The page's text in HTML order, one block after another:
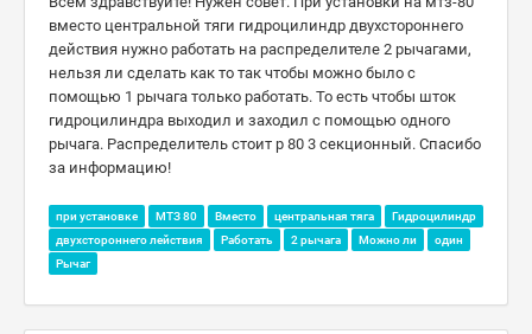
вместо центральной тяги гидроцилиндр двухстороннего
действия нужно работать на распределителе 2 рычагами,
нельзя ли сделать как то так чтобы можно было с
помощью 1 рычага только работать. То есть чтобы шток
гидроцилиндра выходил и заходил с помощью одного
рычага. Распределитель стоит р 80 3 секционный. Спасибо
за информацию!
при установке МТЗ 80 Вместо центральная тяга
Гидроцилиндр
двухстороннего лействия
Работать 2 рычага Можно ли
один
Рычаг